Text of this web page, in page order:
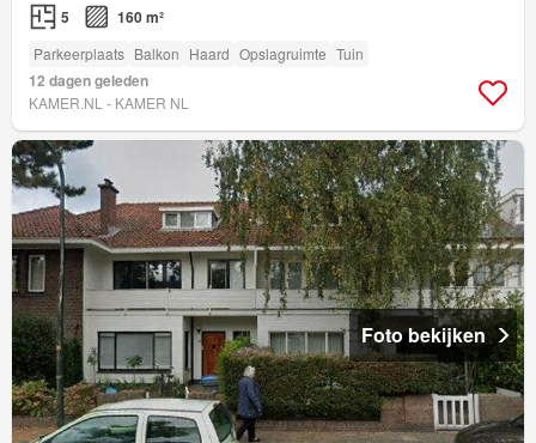
5 160 m²
Parkeerplaats Balkon Haard Opslagruimte Tuin
12 dagen geleden
KAMER.NL - KAMER NL
Foto bekijken